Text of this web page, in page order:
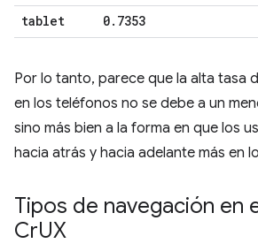
tablet
0. 7353
Por lo tanto, parece que la alta tasa
en los teléfonos no se debe a un
sino más bien a la forma en que los
hacia atrás y hacia adelante más en
Tipos de navegación en
CrUX